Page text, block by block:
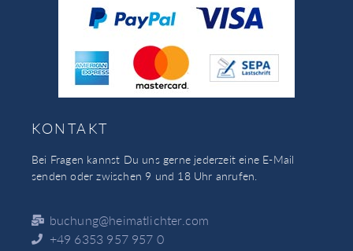
KONTAKT
Bei Fragen kannst Du uns gerne jederzeit eine E-Mail
senden oder zwischen 9 und 18 Uhr anrufen.
buchung@heimatlichter.com
+49 6353 957 957 0